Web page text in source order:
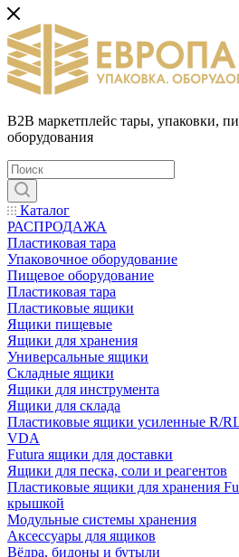
B2B маркетплейс тары, упаковки,
оборудования
Каталог
РАСПРОДАЖА
Пластиковая тара
Упаковочное оборудование
Пищевое оборудование
Пластиковая тара
Пластиковые ящики
Ящики пищевые
Ящики для хранения
Универсальные ящики
Складные ящики
Ящики для инструмента
Ящики для склада
Пластиковые ящики усиленные R/
VDA
Futura ящики для доставки
Ящики для песка, соли и реагентов
Пластиковые ящики для хранения
крышкой
Модульные системы хранения
Аксессуары для ящиков
Вёдра, бидоны и бутыли